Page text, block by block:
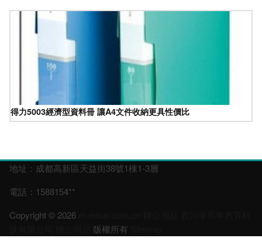
得力5003經濟型資料冊 讓A4文件收納更具性價比
地址：成都高新區天益街38號1棟1-3層
電話：1588154**
Copyright © 2026
版權所有